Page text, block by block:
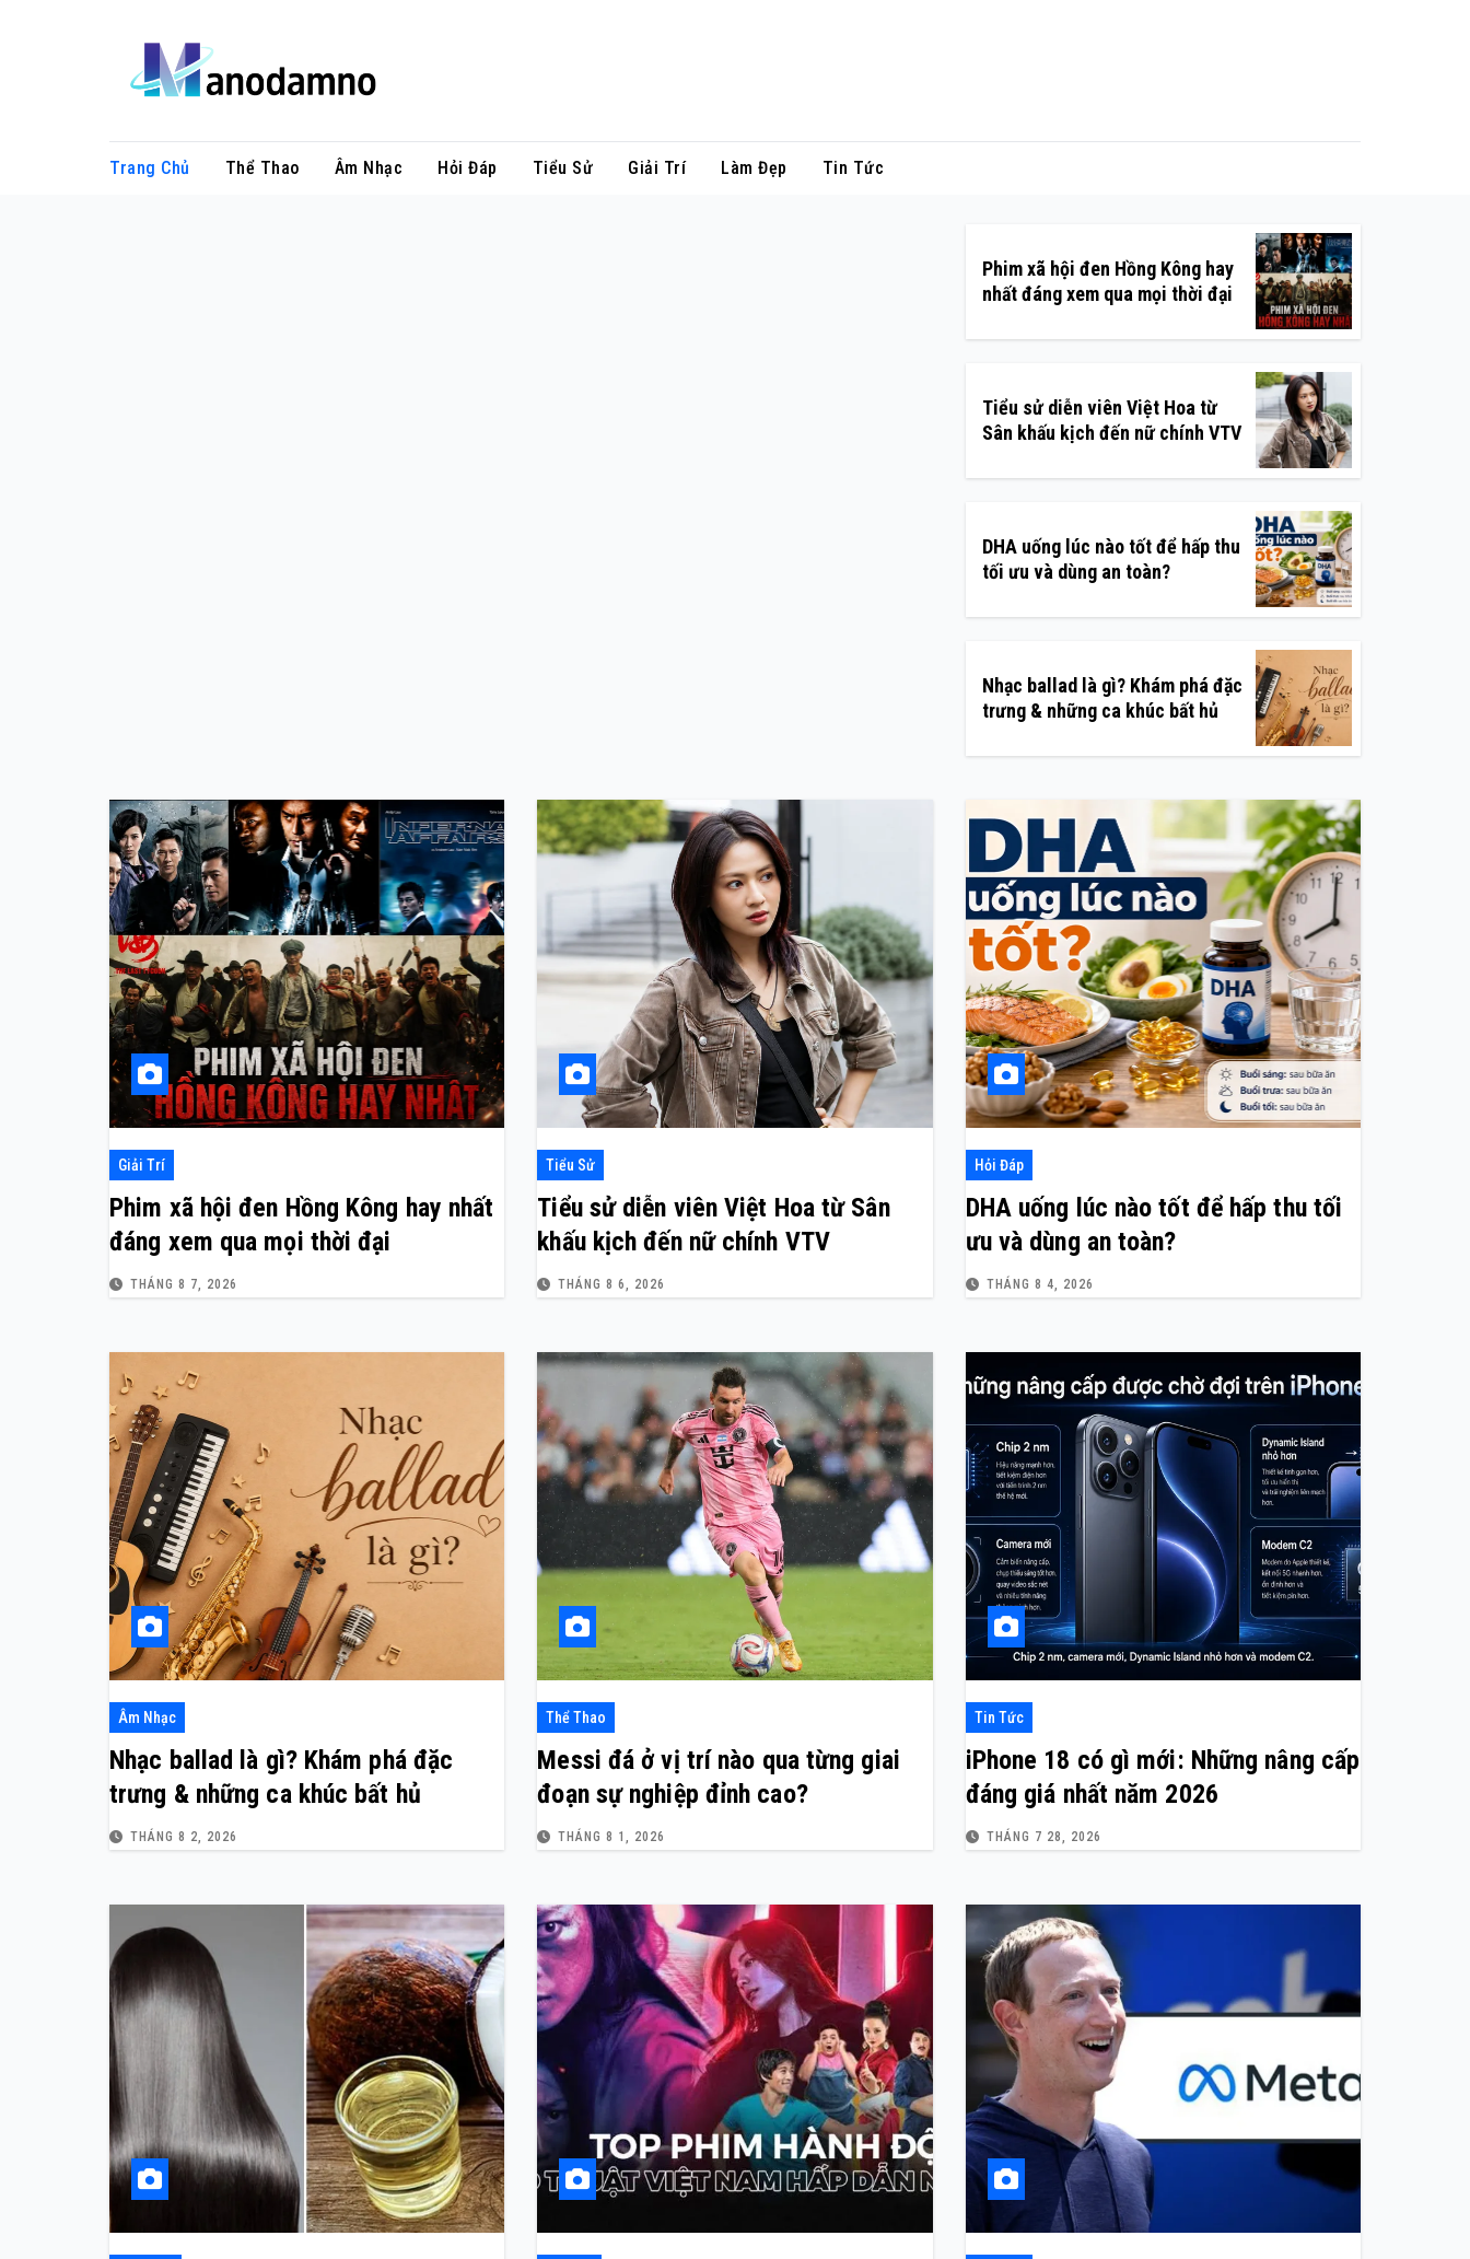
Trang Chủ Thể Thao Âm Nhạc Hỏi Đáp Tiểu Sử Giải Trí Làm Đẹp Tin Tức
Phim xã hội đen Hồng Kông hay
nhất đáng xem qua mọi thời đại
Tiểu sử diễn viên Việt Hoa từ
Sân khấu kịch đến nữ chính VTV
DHA uống lúc nào tốt để hấp thu
tối ưu và dùng an toàn?
Nhạc ballad là gì? Khám phá đặc
trưng & những ca khúc bất hủ
Giải Trí
Phim xã hội đen Hồng Kông hay nhất
đáng xem qua mọi thời đại
THÁNG 8 7, 2026
Tiểu Sử
Tiểu sử diễn viên Việt Hoa từ Sân
khấu kịch đến nữ chính VTV
THÁNG 8 6, 2026
Hỏi Đáp
DHA uống lúc nào tốt để hấp thu tối
ưu và dùng an toàn?
THÁNG 8 4, 2026
Âm Nhạc
Nhạc ballad là gì? Khám phá đặc
trưng & những ca khúc bất hủ
THÁNG 8 2, 2026
Thể Thao
Messi đá ở vị trí nào qua từng giai
đoạn sự nghiệp đỉnh cao?
THÁNG 8 1, 2026
Tin Tức
iPhone 18 có gì mới: Những nâng cấp
đáng giá nhất năm 2026
THÁNG 7 28, 2026